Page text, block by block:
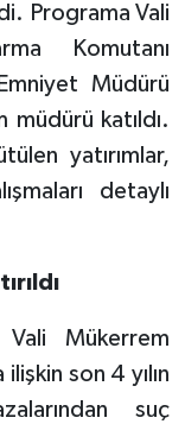
Programa Vali
Komutanı
Müdürü
müdürü katıldı.
yatırımlar,
detaylı
Vali Mükerrem
son 4 yılın
suç